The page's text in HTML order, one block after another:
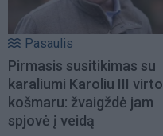
Pasaulis
Pirmasis susitikimas su
karaliumi Karoliu III virto
košmaru: žvaigždė jam
spjovė į veidą